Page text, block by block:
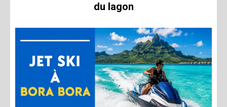
du lagon